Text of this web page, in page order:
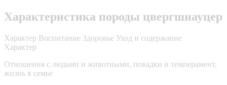
Характеристика породы цвергшнауцер
Характер Воспитание Здоровье Уход и содержание
Характер
Отношения с людьми и животными, повадки и темперамент,
жизнь в семье